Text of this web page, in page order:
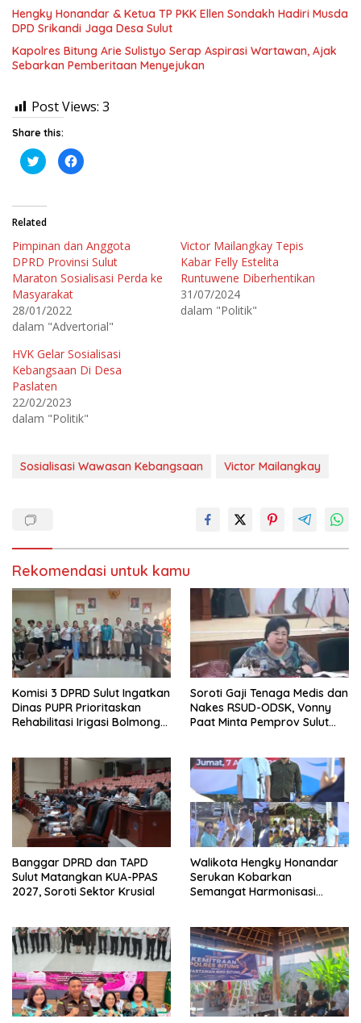
Hengky Honandar & Ketua TP PKK Ellen Sondakh Hadiri Musda
DPD Srikandi Jaga Desa Sulut
Kapolres Bitung Arie Sulistyo Serap Aspirasi Wartawan, Ajak
Sebarkan Pemberitaan Menyejukan
Post Views: 3
Share this:
K
l
n
t
u
b
e
r
b
a
g
p
a
d
T
w
i
t
t
e
r
(
b
u
d
l
a
y
a
n
b
a
r
u
)
K
l
m
m
b
a
a
n
i
F
a
o
o
e
m
e
d
e
l
y
a
n
g
b
a
r
)
Related
Pimpinan dan Anggota
DPRD Provinsi Sulut
Maraton Sosialisasi Perda ke
Masyarakat
28/01/2022
dalam "Advertorial"
Victor Mailangkay Tepis
Kabar Felly Estelita
Runtuwene Diberhentikan
31/07/2024
dalam "Politik"
HVK Gelar Sosialisasi
Kebangsaan Di Desa
Paslaten
22/02/2023
dalam "Politik"
Sosialisasi Wawasan Kebangsaan Victor Mailangkay
Rekomendasi untuk kamu
Komisi 3 DPRD Sulut Ingatkan
Dinas PUPR Prioritaskan
Rehabilitasi Irigasi Bolmong
Soroti Gaji Tenaga Medis dan
Nakes RSUD-ODSK, Vonny
Paat Minta Pemprov Sulut
Banggar DPRD dan TAPD
Sulut Matangkan KUA-PPAS
2027, Soroti Sektor Krusial
Walikota Hengky Honandar
Serukan Kobarkan
Semangat Harmonisasi